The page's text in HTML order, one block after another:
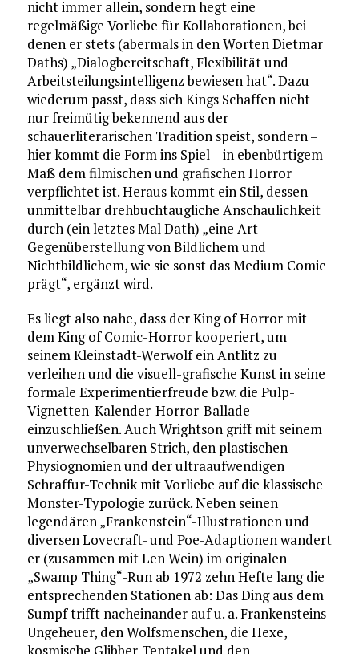
nicht immer allein, sondern hegt eine
regelmäßige Vorliebe für Kollaborationen, bei
denen er stets (abermals in den Worten Dietmar
Daths) „Dialogbereitschaft, Flexibilität und
Arbeitsteilungsintelligenz bewiesen hat“. Dazu
wiederum passt, dass sich Kings Schaffen nicht
nur freimütig bekennend aus der
schauerliterarischen Tradition speist, sondern –
hier kommt die Form ins Spiel – in ebenbürtigem
Maß dem filmischen und grafischen Horror
verpflichtet ist. Heraus kommt ein Stil, dessen
unmittelbar drehbuchtaugliche Anschaulichkeit
durch (ein letztes Mal Dath) „eine Art
Gegenüberstellung von Bildlichem und
Nichtbildlichem, wie sie sonst das Medium Comic
prägt“, ergänzt wird.
Es liegt also nahe, dass der King of Horror mit
dem King of Comic-Horror kooperiert, um
seinem Kleinstadt-Werwolf ein Antlitz zu
verleihen und die visuell-grafische Kunst in seine
formale Experimentierfreude bzw. die Pulp-
Vignetten-Kalender-Horror-Ballade
einzuschließen. Auch Wrightson griff mit seinem
unverwechselbaren Strich, den plastischen
Physiognomien und der ultraaufwendigen
Schraffur-Technik mit Vorliebe auf die klassische
Monster-Typologie zurück. Neben seinen
legendären „Frankenstein“-Illustrationen und
diversen Lovecraft- und Poe-Adaptionen wandert
er (zusammen mit Len Wein) im originalen
„Swamp Thing“-Run ab 1972 zehn Hefte lang die
entsprechenden Stationen ab: Das Ding aus dem
Sumpf trifft nacheinander auf u. a. Frankensteins
Ungeheuer, den Wolfsmenschen, die Hexe,
kosmische Glibber-Tentakel und den